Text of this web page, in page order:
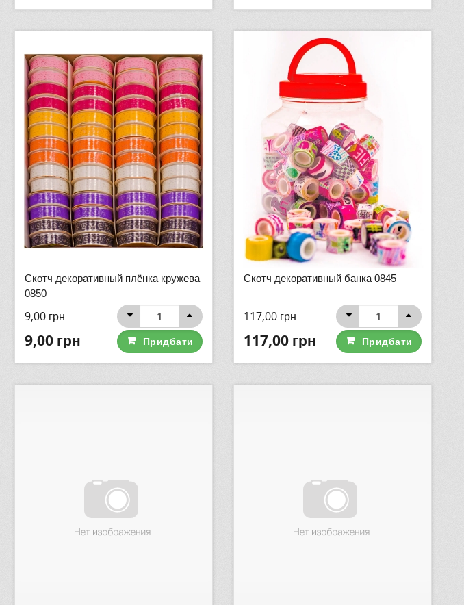
Скотч декоративный плёнка кружева
0850
9,00 грн
9,00 грн Придбати
Скотч декоративный банка 0845
117,00 грн
117,00 грн Придбати